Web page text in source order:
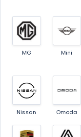
MG Mini
Nissan Omoda